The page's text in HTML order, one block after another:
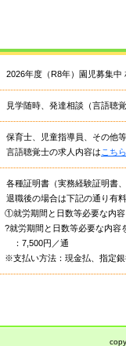
2026年度（R8年）園児募集
見学随時、発達相談（言語
保育士、児童指導員、その他
言語聴覚士の求人内容は こちら
各種証明書（実務経験証明書
退職後の場合は下記の通り有料
①就労期間と日数等必要な内容
?就労期間と日数等必要な内容
：7,500円／通
※支払い方法：現金払、指定銀